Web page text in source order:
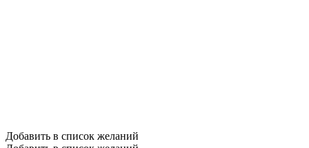
Добавить в список желаний